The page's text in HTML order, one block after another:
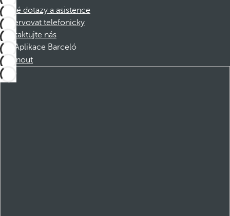
Časté dotazy a asistence
Rezervovat telefonicky
Kontaktujte nás
Aplikace Barceló
Stáhnout